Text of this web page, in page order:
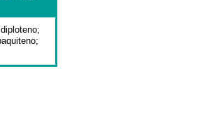
diploteno;
;